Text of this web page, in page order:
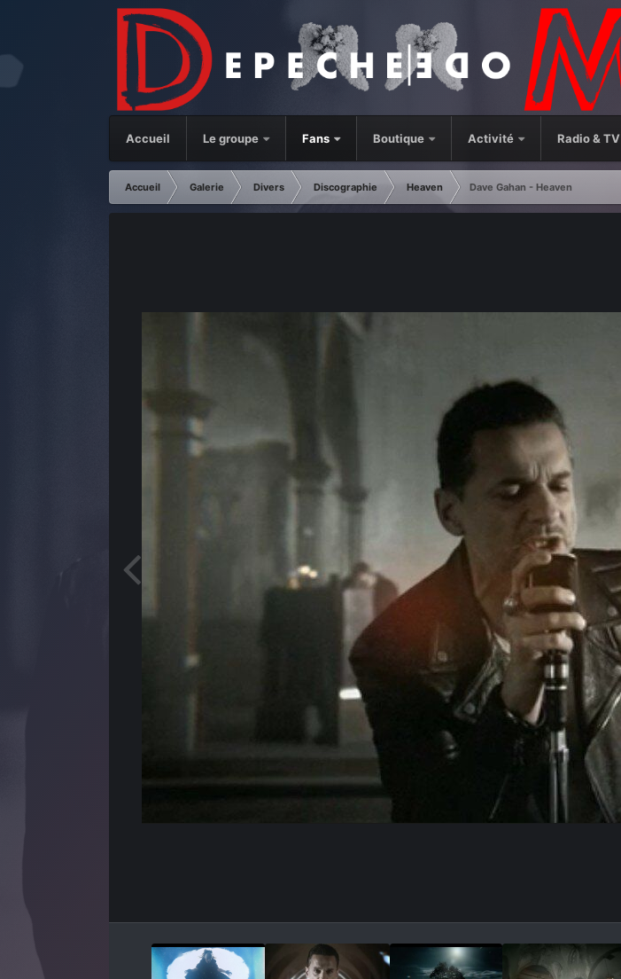
Accueil Le groupe Fans Boutique Activité Radio & TV
Accueil Galerie Divers Discographie Heaven
Dave Gahan - Heaven